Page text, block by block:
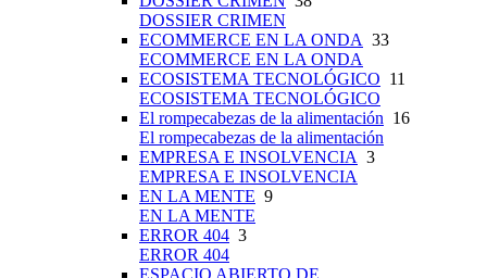
DOSSIER CRIMEN
ECOMMERCE EN LA ONDA 33
ECOMMERCE EN LA ONDA
ECOSISTEMA TECNOLÓGICO 11
ECOSISTEMA TECNOLÓGICO
El rompecabezas de la alimentación 16
El rompecabezas de la alimentación
EMPRESA E INSOLVENCIA 3
EMPRESA E INSOLVENCIA
EN LA MENTE 9
EN LA MENTE
ERROR 404 3
ERROR 404